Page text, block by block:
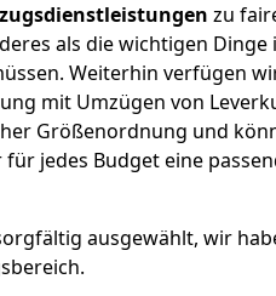
zu
als die wichtigen
Weiterhin verfügen
mit Umzügen von
Größenordnung und
jedes Budget eine
ausgewählt, wir